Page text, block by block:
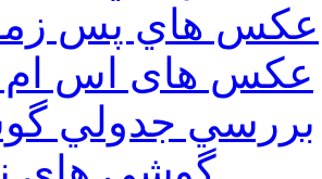
عكس هاي پس
عكس های اس
بررسي جدولي